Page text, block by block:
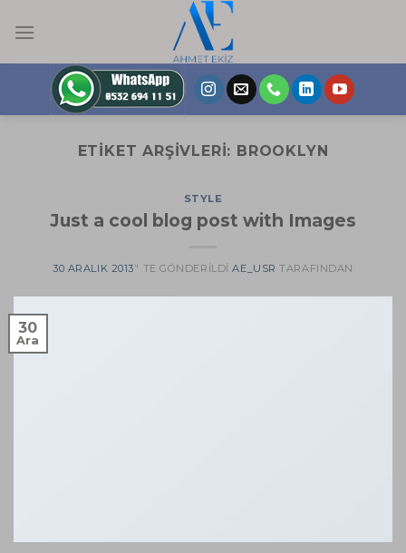
ETIKET ARŞIVLERI: BROOKLYN
STYLE
Just a cool blog post with Images
30 ARALIK 2013’' TE GÖNDERILDI AE_USR TARAFINDAN
30
Ara